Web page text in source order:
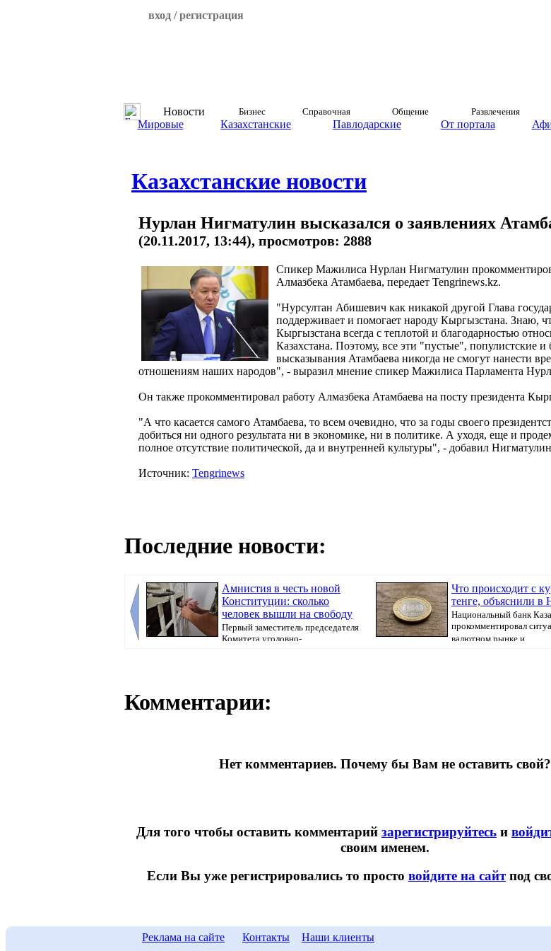
вход / регистрация
Новости Бизнес Справочная Общение Развлечения
Мировые Казахстанские Павлодарские От портала
Казахстанские новости
Нурлан Нигматулин высказался о заявлениях
(20.11.2017, 13:44), просмотров: 2888
Спикер Мажилиса Нурлан Нигматулин
Алмазбека Атамбаева, передает Tengrinews.kz.
"Нурсултан Абишевич как никакой другой Глава
поддерживает и помогает народу Кыргызстана. Знаю,
Кыргызстана всегда с теплотой и благодарностью
Казахстана. Поэтому, все эти "пустые", популистские и
высказывания Атамбаева никогда не смогут нанести
отношениям наших народов", - выразил мнение спикер Мажилиса Парламента
Он также прокомментировал работу Алмазбека Атамбаева на посту президента
"А что касается самого Атамбаева, то всем очевидно, что за годы своего
добиться ни одного результата ни в экономике, ни в политике. А уходя, еще и
полное отсутствие политической, да и внутренней культуры", - добавил
Источник: Tengrinews
Последние новости:
Амнистия в честь новой
Конституции: сколько
человек вышли на свободу
Первый заместитель председателя
Комитета уголовно-
Что происходит с
тенге, объяснили в
Национальный банк
прокомментировал
валютном рынке и ...
Комментарии:
Нет комментариев. Почему бы Вам не оставить свой?
Для того чтобы оставить комментарий зарегистрируйтесь и
своим именем.
Если Вы уже регистрировались то просто войдите на сайтпод
Реклама на сайте Контакты Наши клиенты